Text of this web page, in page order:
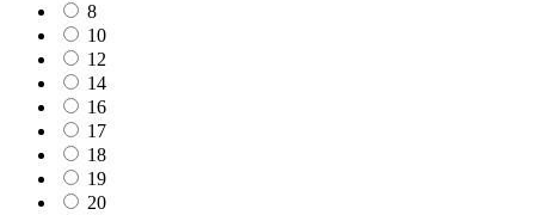
8
10
12
14
16
17
18
19
20